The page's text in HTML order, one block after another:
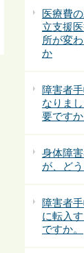
医療費
立支援
所が変
か
障害者
なりま
要ですか
身体障
が、ど
障害者
に転入
ですか。